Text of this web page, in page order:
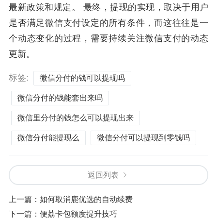
最新政策和规定。 最终，提现的实现，取决于用户
是否满足微信支付设定的所有条件，而这往往是一
个动态变化的过程，需要持续关注微信支付的动态
更新。
标签: 微信分付的钱可以提现吗
微信分付的钱能套出来吗
微信里分付的钱怎么可以提现出来
微信分付能提现么 微信分付可以提现到零钱吗
返回列表
上一篇： 如何取消鹿优选的自动续费
下一篇： 便荔卡包额度提升技巧